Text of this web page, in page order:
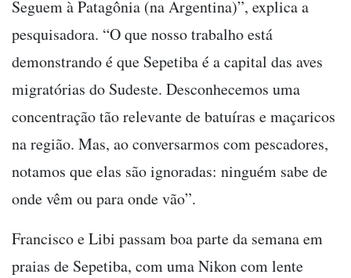
Seguem à Patagônia (na Argentina)”, explica a
pesquisadora. “O que nosso trabalho está
demonstrando é que Sepetiba é a capital das aves
migratórias do Sudeste. Desconhecemos uma
concentração tão relevante de batuíras e maçaricos
na região. Mas, ao conversarmos com pescadores,
notamos que elas são ignoradas: ninguém sabe de
onde vêm ou para onde vão”.
Francisco e Libi passam boa parte da semana em
praias de Sepetiba, com uma Nikon com lente